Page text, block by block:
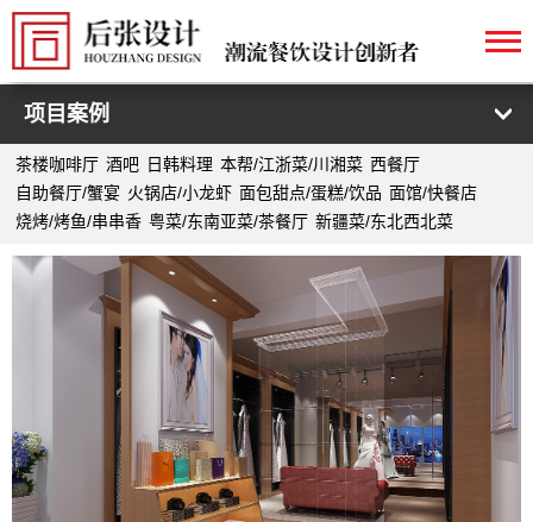
项目案例
茶楼咖啡厅 酒吧 日韩料理 本帮/江浙菜/川湘菜 西餐厅
自助餐厅/蟹宴 火锅店/小龙虾 面包甜点/蛋糕/饮品 面馆/快餐店
烧烤/烤鱼/串串香 粤菜/东南亚菜/茶餐厅 新疆菜/东北西北菜